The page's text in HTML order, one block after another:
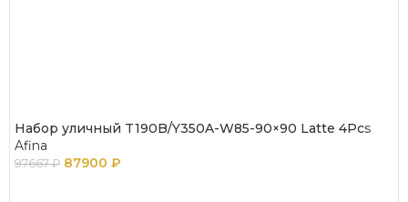
Набор уличный T190B/Y350A-W85-90×90 Latte 4Pcs
Afina
97667₽ 87900 ₽